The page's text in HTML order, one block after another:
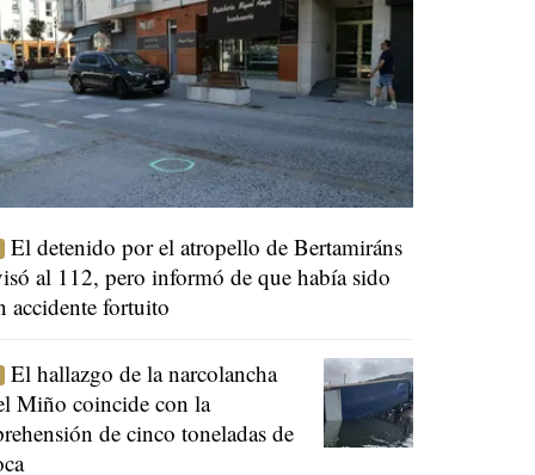
El detenido por el atropello de Bertamiráns
al 112, pero informó de que había sido
accidente fortuito
El hallazgo de la narcolancha
Miño coincide con la
de cinco toneladas de